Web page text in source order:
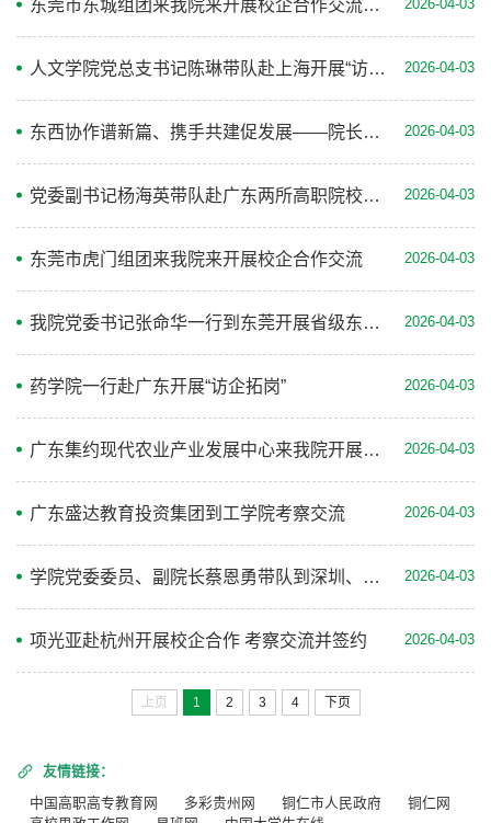
东莞市东城组团来我院来开展校企合作交流活动 2026-04-03
人文学院党总支书记陈琳带队赴上海开展“访企拓岗促就业”专项调研 2026-04-03
东西协作谱新篇、携手共建促发展——院长项光亚率队赴广州、东莞交流考察 2026-04-03
党委副书记杨海英带队赴广东两所高职院校考察交流 2026-04-03
东莞市虎门组团来我院来开展校企合作交流 2026-04-03
我院党委书记张命华一行到东莞开展省级东西部协作示范校建设交流及访企拓岗工作 2026-04-03
药学院一行赴广东开展“访企拓岗” 2026-04-03
广东集约现代农业产业发展中心来我院开展校企合作交流 2026-04-03
广东盛达教育投资集团到工学院考察交流 2026-04-03
学院党委委员、副院长蔡恩勇带队到深圳、东莞开展访企拓岗促就业工作 2026-04-03
项光亚赴杭州开展校企合作 考察交流并签约 2026-04-03
上页 1 2 3 4 下页
友情链接：
中国高职高专教育网 多彩贵州网 铜仁市人民政府
铜仁网